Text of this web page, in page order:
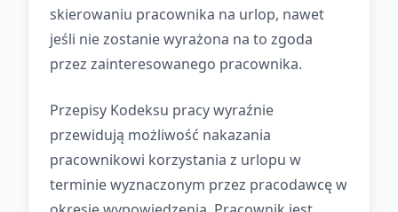
skierowaniu pracownika na urlop, nawet
jeśli nie zostanie wyrażona na to zgoda
przez zainteresowanego pracownika.
Przepisy Kodeksu pracy wyraźnie
przewidują możliwość nakazania
pracownikowi korzystania z urlopu w
terminie wyznaczonym przez pracodawcę w